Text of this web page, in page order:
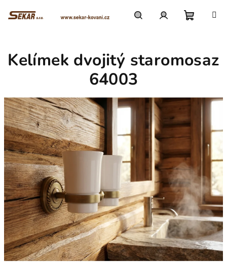
košík
Kelímek dvojitý staromosaz
64003